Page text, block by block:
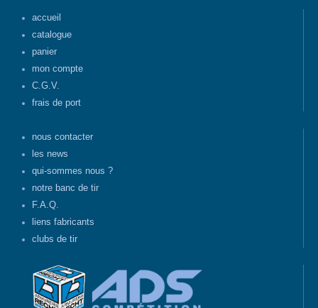
accueil
catalogue
panier
mon compte
C.G.V.
frais de port
nous contacter
les news
qui-sommes nous ?
notre banc de tir
F.A.Q.
liens fabricants
clubs de tir